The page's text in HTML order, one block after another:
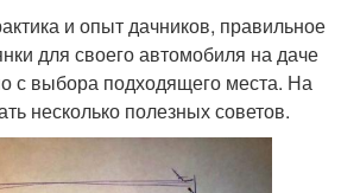
и опыт дачников, правильное
для своего автомобиля на даче
с выбора подходящего места. На
несколько полезных советов.